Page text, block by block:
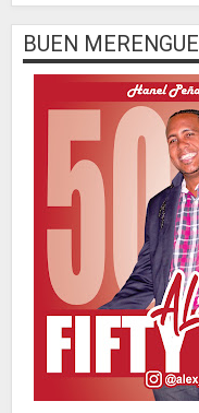
BUEN MERENGUE